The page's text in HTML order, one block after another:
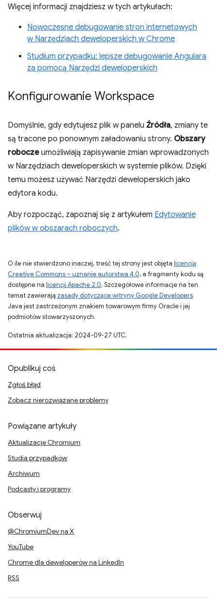
Więcej informacji znajdziesz w tych artykułach:
Nowoczesne debugowanie stron internetowych
w Narzędziach deweloperskich w Chrome
Studium przypadku: lepsze debugowanie Angulara
za pomocą Narzędzi deweloperskich
Konfigurowanie Workspace
Domyślnie, gdy edytujesz plik w panelu Źródła, zmiany te
są tracone po ponownym załadowaniu strony. Obszary
robocze umożliwiają zapisywanie zmian wprowadzonych
w Narzędziach deweloperskich w systemie plików. Dzięki
temu możesz używać Narzędzi deweloperskich jako
edytora kodu.
Aby rozpocząć, zapoznaj się z artykułem Edytowanie
plików w obszarach roboczych.
O ile nie stwierdzono inaczej, treść tej strony jest objęta licencją
Creative Commons – uznanie autorstwa 4.0, a fragmenty kodu są
dostępne na licencji Apache 2.0. Szczegółowe informacje na ten
temat zawierają zasady dotyczące witryny Google Developers.
Java jest zastrzeżonym znakiem towarowym firmy Oracle i jej
podmiotów stowarzyszonych.
Ostatnia aktualizacja: 2024-09-27 UTC.
Opublikuj coś
Zgłoś błąd
Zobacz nierozwiązane problemy
Powiązane artykuły
Aktualizacje Chromium
Studia przypadków
Archiwum
Podcasty i programy
Obserwuj
@ChromiumDev na X
YouTube
Chrome dla deweloperów na LinkedIn
RSS